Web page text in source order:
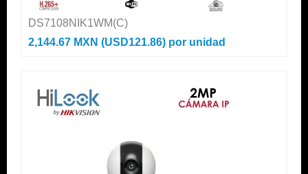
DS7108NIK1WM(C)
2,144.67 MXN (USD121.86) por unidad